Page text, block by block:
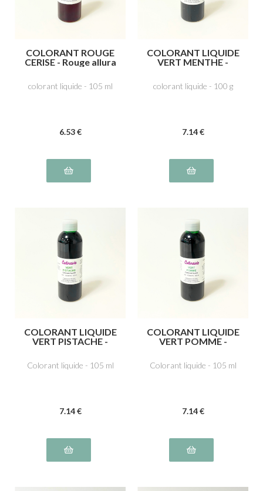
COLORANT ROUGE
CERISE - Rouge allura
colorant liquide - 105 ml
6.53 €
COLORANT LIQUIDE
VERT MENTHE -
colorant liquide - 100 g
7.14 €
COLORANT LIQUIDE
VERT PISTACHE -
cochenille A E124,
Colorant liquide - 105 ml
7.14 €
COLORANT LIQUIDE
VERT POMME -
Colorant liquide - 105 ml
7.14 €